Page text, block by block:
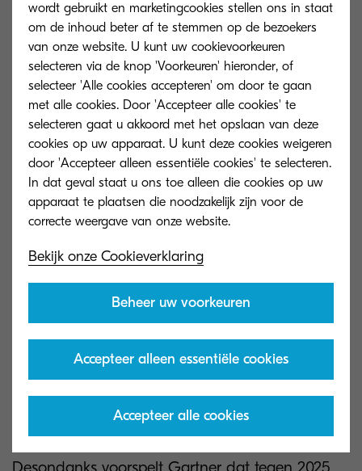
Data-encryptie
Veilige back-up, archivering en opslag
Controletrajecten
3. Beveilig uw
cloudgebaseerde oplossingen
en services
Cloudsoftware en -diensten worden vaak
toegankelijkheid en schaalbaarheid. Veel
organisaties denken ten onrechte dat de
beveiliging van de cloudomgeving.
wordt gebruikt en marketingcookies stellen ons in staat
om de inhoud beter af te stemmen op de bezoekers
van onze website. U kunt uw cookievoorkeuren
selecteren via de knop 'Voorkeuren' hieronder, of
selecteer 'Alle cookies accepteren' om door te gaan
met alle cookies. Door 'Accepteer alle cookies' te
selecteren gaat u akkoord met het opslaan van deze
cookies op uw apparaat. U kunt deze cookies weigeren
door 'Accepteer alleen essentiële cookies' te selecteren.
In dat geval staat u ons toe alleen die cookies op uw
apparaat te plaatsen die noodzakelijk zijn voor de
Bekijk onze Cookieverklaring
Beheer uw voorkeuren
Accepteer alleen essentiële cookies
Accepteer alle cookies